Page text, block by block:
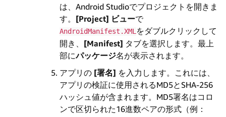
は、Android Studioでプロジェクトを開きま
す。 [Project] ビューで
AndroidManifest.XML をダブルクリックして
開き、 [Manifest] タブを選択します。最上
部にパッケージ名が表示されます。
アプリの [署名] を入力します。これには、
アプリの検証に使用されるMD5とSHA-256
ハッシュ値が含まれます。MD5署名はコロ
ンで区切られた16進数ペアの形式（例：